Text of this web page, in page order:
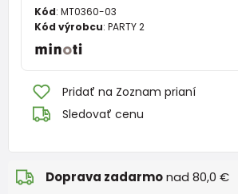
Kód: MT0360-03
Kód výrobcu: PARTY 2
Pridať na Zoznam prianí
Sledovať cenu
Doprava zadarmonad 80,0 €